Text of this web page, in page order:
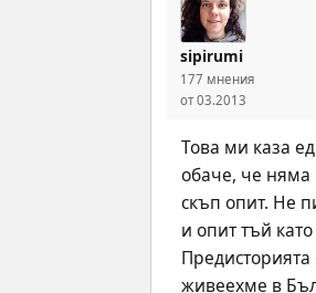
sipirumi
177 мнения
от 03.2013
Това ми каза
обаче, че няма
скъп опит. Не
и опит тъй
живеехме в